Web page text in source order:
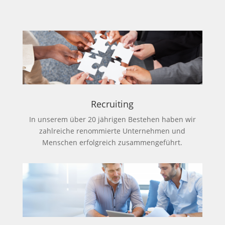
Recruiting
In unserem über 20 jährigen Bestehen haben wir
zahlreiche renommierte Unternehmen und
Menschen erfolgreich zusammengeführt.